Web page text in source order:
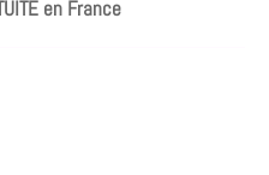
en France